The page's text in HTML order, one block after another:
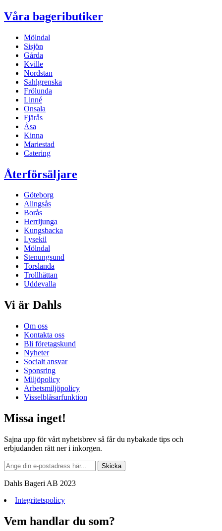
Våra bageributiker
Mölndal
Sisjön
Gårda
Kville
Nordstan
Sahlgrenska
Frölunda
Linné
Onsala
Fjärås
Åsa
Kinna
Mariestad
Catering
Återförsäljare
Göteborg
Alingsås
Borås
Herrljunga
Kungsbacka
Lysekil
Mölndal
Stenungsund
Torslanda
Trollhättan
Uddevalla
Vi är Dahls
Om oss
Kontakta oss
Bli företagskund
Nyheter
Socialt ansvar
Sponsring
Miljöpolicy
Arbetsmiljöpolicy
Visselblåsarfunktion
Missa inget!
Sajna upp för vårt nyhetsbrev så får du nybakade tips och
erbjudanden rätt ner i inkorgen.
Dahls Bageri AB 2023
Integritetspolicy
Vem handlar du som?